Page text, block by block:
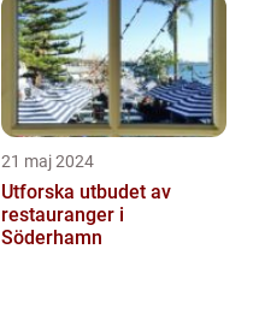
21 maj 2024
Utforska utbudet av
restauranger i
Söderhamn